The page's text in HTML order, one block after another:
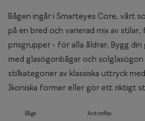
Bågen ingår i Smarteyes Core, vårt
på en bred och varierad mix av
prisgrupper - för alla åldrar. Bygg
med glasögonbågar och
stilkategorier av klassiska uttryck
Ikoniska former eller gör ett riktigt
Båge Antireflex